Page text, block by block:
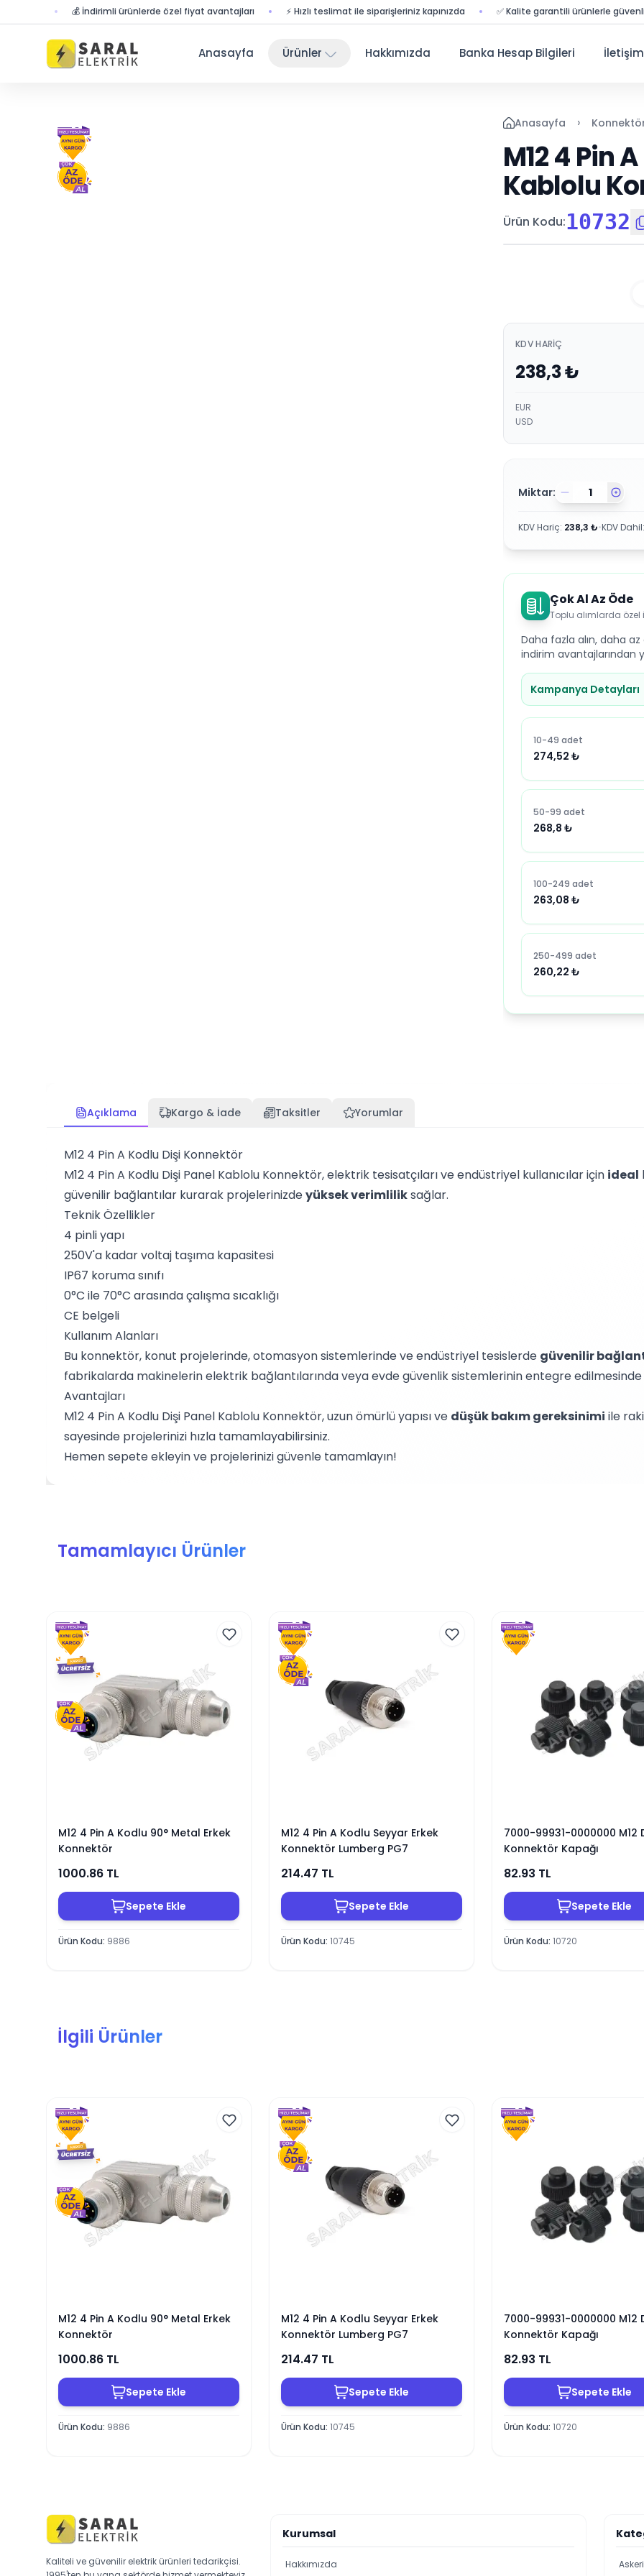
💰 İndirimli ürünlerde özel fiyat avantajları ⚡ Hızlı teslimat ile siparişleriniz kapınızda ✅ Kalite garantili ürünlerle güvenli alışveriş
Anasayfa Ürünler Hakkımızda Banka Hesap Bilgileri İletişim
Anasayfa ›
M12 4 Pin
Kablolu
Ürün Kodu:10732
KDV HARIÇ
238,3₺
EUR
USD
Miktar:
KDV Hariç: 238,3 ₺•KDV Dahil
Çok Al Az Öde
Toplu alımlarda özel
Daha fazla alın, daha az
indirim avantajlarından
Kampanya Detayları
10-49 adet
274,52 ₺
50-99 adet
268,8 ₺
100-249 adet
263,08 ₺
250-499 adet
260,22 ₺
Açıklama Kargo & İade Taksitler Yorumlar
M12 4 Pin A Kodlu Dişi Konnektör
M12 4 Pin A Kodlu Dişi Panel Kablolu Konnektör, elektrik tesisatçıları ve endüstriyel kullanıcılar için ideal
güvenilir bağlantılar kurarak projelerinizdeyüksek verimliliksağlar.
Teknik Özellikler
4 pinli yapı
250V'a kadar voltaj taşıma kapasitesi
IP67 koruma sınıfı
0°C ile 70°C arasında çalışma sıcaklığı
CE belgeli
Kullanım Alanları
Bu konnektör, konut projelerinde, otomasyon sistemlerinde ve endüstriyel tesislerde güvenilir
fabrikalarda makinelerin elektrik bağlantılarında veya evde güvenlik sistemlerinin entegre edilmesinde
Avantajları
M12 4 Pin A Kodlu Dişi Panel Kablolu Konnektör, uzun ömürlü yapısı ve düşük bakım gereksinimi ile
sayesinde projelerinizi hızla tamamlayabilirsiniz.
Hemen sepete ekleyin ve projelerinizi güvenle tamamlayın!
Tamamlayıcı Ürünler
M12 4 Pin A Kodlu 90° Metal Erkek
Konnektör
1000.86 TL
Sepete Ekle
Ürün Kodu: 9886
M12 4 Pin A Kodlu Seyyar Erkek
Konnektör Lumberg PG7
214.47 TL
Sepete Ekle
Ürün Kodu: 10745
7000-99931-0000000 M12
Konnektör Kapağı
82.93 TL
Sepete Ekle
Ürün Kodu: 10720
İlgili Ürünler
M12 4 Pin A Kodlu 90° Metal Erkek
Konnektör
1000.86 TL
Sepete Ekle
Ürün Kodu: 9886
M12 4 Pin A Kodlu Seyyar Erkek
Konnektör Lumberg PG7
214.47 TL
Sepete Ekle
Ürün Kodu: 10745
7000-99931-0000000 M12
Konnektör Kapağı
82.93 TL
Sepete Ekle
Ürün Kodu: 10720
Kaliteli ve güvenilir elektrik ürünleri tedarikçisi.
Kurumsal
Hakkımızda